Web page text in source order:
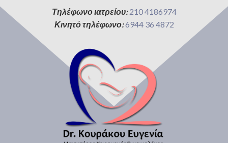
Τηλέφωνο ιατρείου:210 4186974
Κινητό τηλέφωνο:6944 36 4872